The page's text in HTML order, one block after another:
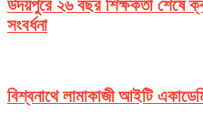
উদয়পুরে ২৬ বছর শিক্ষকতা শেষে
সংবর্ধনা
বিশ্বনাথে লামাকাজী আইটি